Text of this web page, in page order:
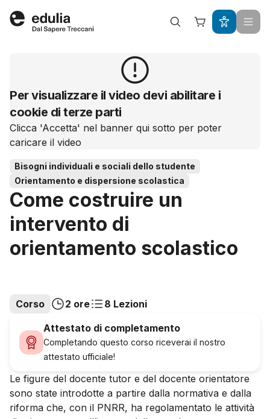
Edulia
Per visualizzare il video devi abilitare i
cookie di terze parti
Clicca 'Accetta' nel banner qui sotto per poter
caricare il video
Bisogni individuali e sociali dello studente
Orientamento e dispersione scolastica
Come costruire un
intervento di
orientamento scolastico
Corso 2 ore
8 Lezioni
Attestato di completamento
Completando questo corso riceverai il nostro
attestato ufficiale!
Le figure del docente tutor e del docente orientatore
sono state introdotte a partire dalla normativa e dalla
riforma che, con il PNRR, ha regolamentato le attività